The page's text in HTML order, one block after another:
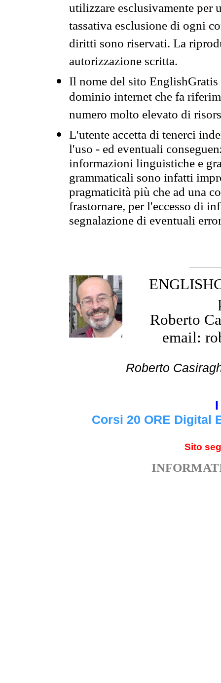
utilizzare esclusivamente per
tassativa esclusione di ogni
diritti sono riservati. La
autorizzazione scritta.
Il nome del sito
dominio internet che fa
numero molto elevato di
L'utente accetta di tenerci
l'uso - ed eventuali
informazioni linguistiche e
grammaticali sono infatti
pragmaticità più che ad una
frastornare, per l'eccesso di
segnalazione di eventuali
Roberto
email:
Roberto
Corsi 20 ORE Digital
Sito